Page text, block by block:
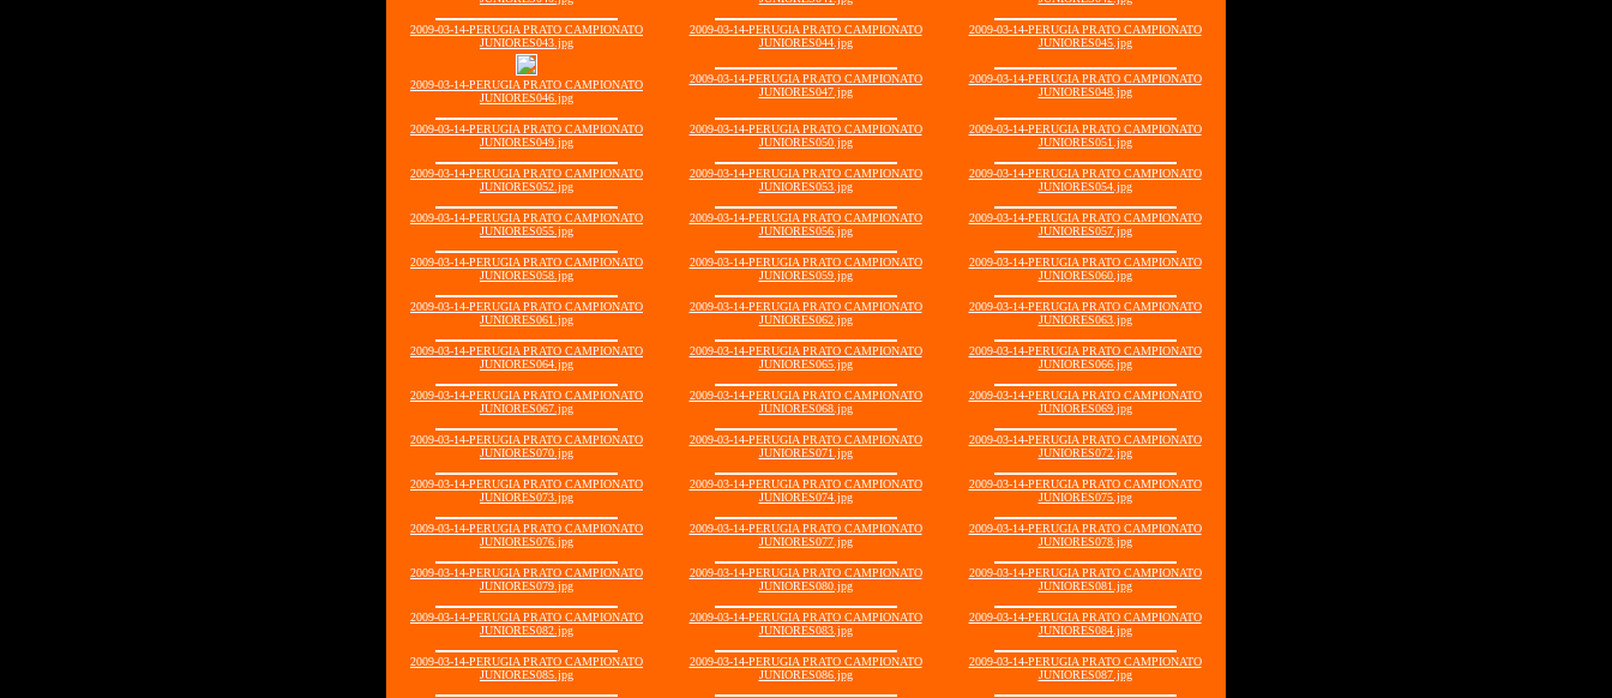
2009-03-14-PERUGIA PRATO CAMPIONATO
JUNIORES043.jpg
2009-03-14-PERUGIA PRATO CAMPIONATO
JUNIORES044.jpg
2009-03-14-PERUGIA PRATO CAMPIONATO
JUNIORES045.jpg
2009-03-14-PERUGIA PRATO CAMPIONATO
JUNIORES046.jpg
2009-03-14-PERUGIA PRATO CAMPIONATO
JUNIORES047.jpg
2009-03-14-PERUGIA PRATO CAMPIONATO
JUNIORES048.jpg
2009-03-14-PERUGIA PRATO CAMPIONATO
JUNIORES049.jpg
2009-03-14-PERUGIA PRATO CAMPIONATO
JUNIORES050.jpg
2009-03-14-PERUGIA PRATO CAMPIONATO
JUNIORES051.jpg
2009-03-14-PERUGIA PRATO CAMPIONATO
JUNIORES052.jpg
2009-03-14-PERUGIA PRATO CAMPIONATO
JUNIORES053.jpg
2009-03-14-PERUGIA PRATO CAMPIONATO
JUNIORES054.jpg
2009-03-14-PERUGIA PRATO CAMPIONATO
JUNIORES055.jpg
2009-03-14-PERUGIA PRATO CAMPIONATO
JUNIORES056.jpg
2009-03-14-PERUGIA PRATO CAMPIONATO
JUNIORES057.jpg
2009-03-14-PERUGIA PRATO CAMPIONATO
JUNIORES058.jpg
2009-03-14-PERUGIA PRATO CAMPIONATO
JUNIORES059.jpg
2009-03-14-PERUGIA PRATO CAMPIONATO
JUNIORES060.jpg
2009-03-14-PERUGIA PRATO CAMPIONATO
JUNIORES061.jpg
2009-03-14-PERUGIA PRATO CAMPIONATO
JUNIORES062.jpg
2009-03-14-PERUGIA PRATO CAMPIONATO
JUNIORES063.jpg
2009-03-14-PERUGIA PRATO CAMPIONATO
JUNIORES064.jpg
2009-03-14-PERUGIA PRATO CAMPIONATO
JUNIORES065.jpg
2009-03-14-PERUGIA PRATO CAMPIONATO
JUNIORES066.jpg
2009-03-14-PERUGIA PRATO CAMPIONATO
JUNIORES067.jpg
2009-03-14-PERUGIA PRATO CAMPIONATO
JUNIORES068.jpg
2009-03-14-PERUGIA PRATO CAMPIONATO
JUNIORES069.jpg
2009-03-14-PERUGIA PRATO CAMPIONATO
JUNIORES070.jpg
2009-03-14-PERUGIA PRATO CAMPIONATO
JUNIORES071.jpg
2009-03-14-PERUGIA PRATO CAMPIONATO
JUNIORES072.jpg
2009-03-14-PERUGIA PRATO CAMPIONATO
JUNIORES073.jpg
2009-03-14-PERUGIA PRATO CAMPIONATO
JUNIORES074.jpg
2009-03-14-PERUGIA PRATO CAMPIONATO
JUNIORES075.jpg
2009-03-14-PERUGIA PRATO CAMPIONATO
JUNIORES076.jpg
2009-03-14-PERUGIA PRATO CAMPIONATO
JUNIORES077.jpg
2009-03-14-PERUGIA PRATO CAMPIONATO
JUNIORES078.jpg
2009-03-14-PERUGIA PRATO CAMPIONATO
JUNIORES079.jpg
2009-03-14-PERUGIA PRATO CAMPIONATO
JUNIORES080.jpg
2009-03-14-PERUGIA PRATO CAMPIONATO
JUNIORES081.jpg
2009-03-14-PERUGIA PRATO CAMPIONATO
JUNIORES082.jpg
2009-03-14-PERUGIA PRATO CAMPIONATO
JUNIORES083.jpg
2009-03-14-PERUGIA PRATO CAMPIONATO
JUNIORES084.jpg
2009-03-14-PERUGIA PRATO CAMPIONATO
JUNIORES085.jpg
2009-03-14-PERUGIA PRATO CAMPIONATO
JUNIORES086.jpg
2009-03-14-PERUGIA PRATO CAMPIONATO
JUNIORES087.jpg